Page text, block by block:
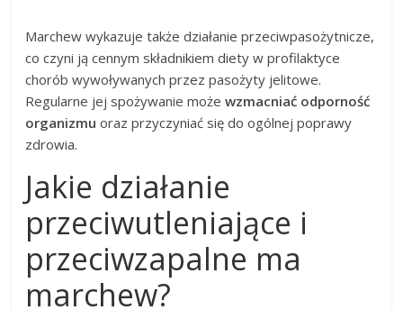
Marchew wykazuje także działanie przeciwpasożytnicze,
co czyni ją cennym składnikiem diety w profilaktyce
chorób wywoływanych przez pasożyty jelitowe.
Regularne jej spożywanie możewzmacniać odporność
organizmu oraz przyczyniać się do ogólnej poprawy
zdrowia.
Jakie działanie
przeciwutleniające i
przeciwzapalne ma
marchew?